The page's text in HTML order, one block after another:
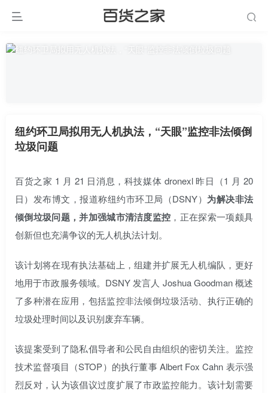
纽约环卫局拟用无人机执法，“天眼”监控非法倾倒
垃圾问题
百货之家 1 月 21 日消息，科技媒体 dronexl 昨日（1 月 20
日）发布博文，报道称纽约市环卫局（DSNY） 为解决非法
倾倒垃圾问题，并加强城市清洁度监控 ，正在探索一项颇具
创新但也充满争议的无人机执法计划。
该计划将在现有执法基础上，组建并扩展无人机编队，更好
地用于市政服务领域。DSNY 发言人 Joshua Goodman 概述
了多种潜在应用，包括监控非法倾倒垃圾活动、执行正确的
垃圾处理时间以及识别废弃车辆。
该提案受到了隐私倡导者和公民自由组织的密切关注。监控
技术监督项目（STOP）的执行董事 Albert Fox Cahn 表示强
烈反对，认为该倡议过度扩展了市政监控能力。该计划需要